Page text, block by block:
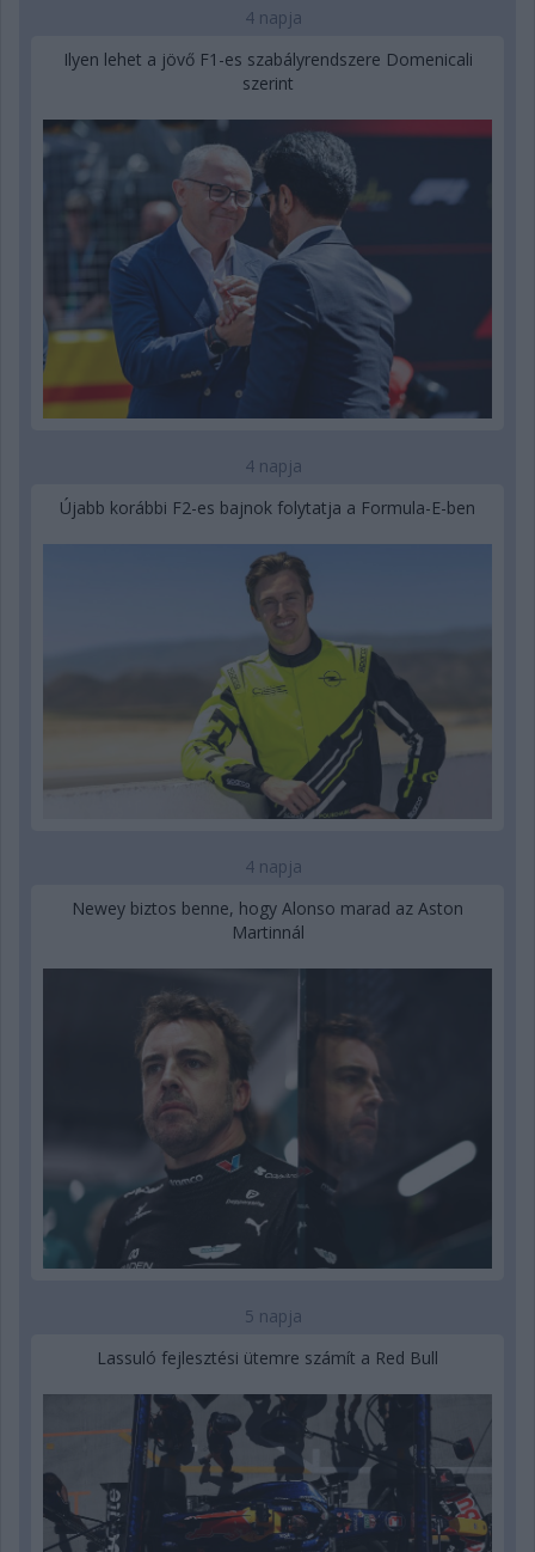
4 napja
Ilyen lehet a jövő F1-es szabályrendszere Domenicali
szerint
4 napja
Újabb korábbi F2-es bajnok folytatja a Formula-E-ben
4 napja
Newey biztos benne, hogy Alonso marad az Aston
Martinnál
5 napja
Lassuló fejlesztési ütemre számít a Red Bull